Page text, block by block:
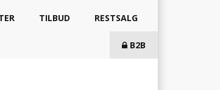
TILBUD RESTSALG
B2B